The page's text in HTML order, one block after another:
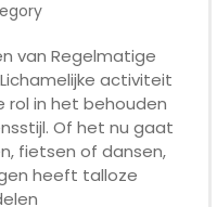
van Regelmatige
activiteit
rol in het behouden
Of het nu gaat
fietsen of dansen,
heeft talloze